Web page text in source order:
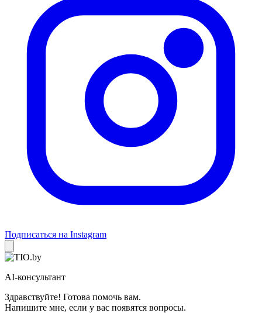
Подписаться на Instagram
AI-консультант
Здравствуйте! Готова помочь вам.
Напишите мне, если у вас появятся вопросы.